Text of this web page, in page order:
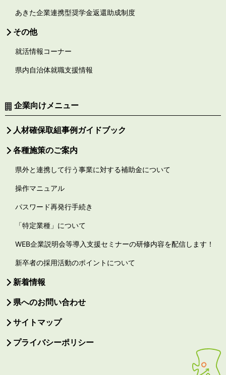
あきた企業連携型奨学金返還助成制度
その他
就活情報コーナー
県内自治体就職支援情報
企業向けメニュー
人材確保取組事例ガイドブック
各種施策のご案内
県外と連携して行う事業に対する補助金について
操作マニュアル
パスワード再発行手続き
「特定業種」について
WEB企業説明会等導入支援セミナーの研修内容を配信します！
新卒者の採用活動のポイントについて
新着情報
県へのお問い合わせ
サイトマップ
プライバシーポリシー